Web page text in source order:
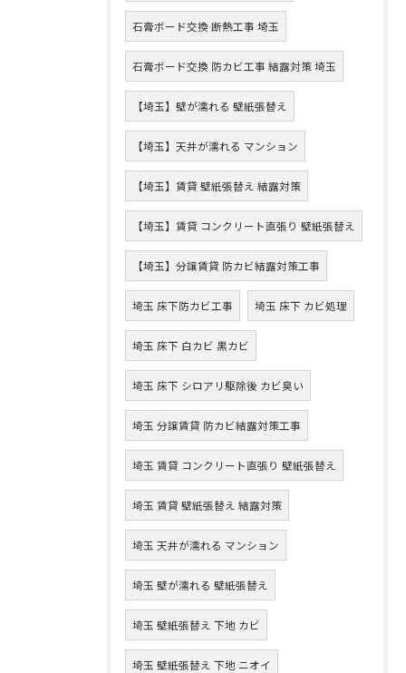
石膏ボード交換 断熱工事 埼玉
石膏ボード交換 防カビ工事 結露対策 埼玉
【埼玉】壁が濡れる 壁紙張替え
【埼玉】天井が濡れる マンション
【埼玉】賃貸 壁紙張替え 結露対策
【埼玉】賃貸 コンクリート直張り 壁紙張替え
【埼玉】分譲賃貸 防カビ結露対策工事
埼玉 床下防カビ工事 埼玉 床下 カビ処理
埼玉 床下 白カビ 黒カビ
埼玉 床下 シロアリ駆除後 カビ臭い
埼玉 分譲賃貸 防カビ結露対策工事
埼玉 賃貸 コンクリート直張り 壁紙張替え
埼玉 賃貸 壁紙張替え 結露対策
埼玉 天井が濡れる マンション
埼玉 壁が濡れる 壁紙張替え
埼玉 壁紙張替え 下地 カビ
埼玉 壁紙張替え 下地 ニオイ